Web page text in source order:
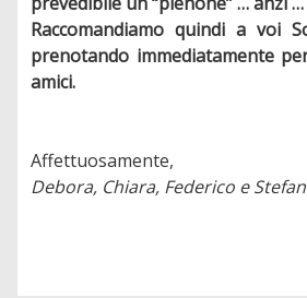
Raccomandiamo quindi a voi
prenotando immediatamente
amici.
Affettuosamente,
Debora, Chiara, Federico e